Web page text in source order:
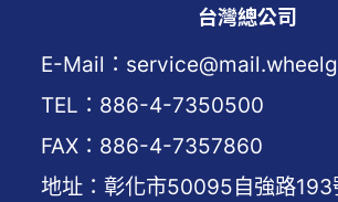
台灣總公司
E-Mail：
TEL：886-4-7350500
FAX：886-4-7357860
地址：彰化市50095自強路193